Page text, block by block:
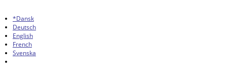
*Dansk
Deutsch
English
French
Svenska